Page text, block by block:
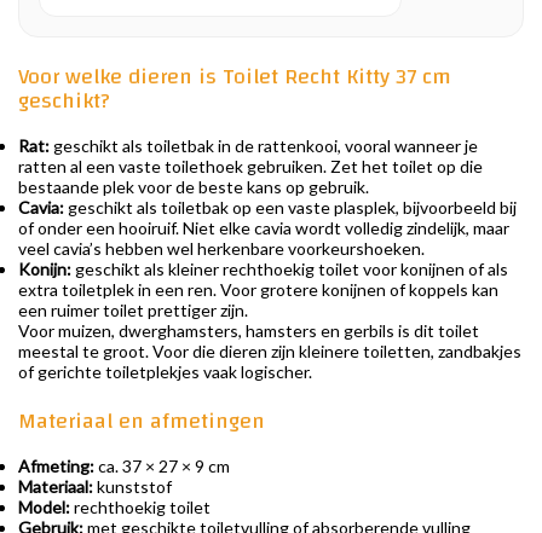
Voor welke dieren is Toilet Recht Kitty 37 cm
geschikt?
Rat:geschikt als toiletbak in de rattenkooi, vooral wanneer je
ratten al een vaste toilethoek gebruiken. Zet het toilet op die
bestaande plek voor de beste kans op gebruik.
Cavia:geschikt als toiletbak op een vaste plasplek, bijvoorbeeld bij
of onder een hooiruif. Niet elke cavia wordt volledig zindelijk, maar
veel cavia’s hebben wel herkenbare voorkeurshoeken.
Konijn:geschikt als kleiner rechthoekig toilet voor konijnen of als
extra toiletplek in een ren. Voor grotere konijnen of koppels kan
een ruimer toilet prettiger zijn.
Voor muizen, dwerghamsters, hamsters en gerbils is dit toilet
meestal te groot. Voor die dieren zijn kleinere toiletten, zandbakjes
of gerichte toiletplekjes vaak logischer.
Materiaal en afmetingen
Afmeting:ca. 37 × 27 × 9 cm
Materiaal:kunststof
Model:rechthoekig toilet
Gebruik:met geschikte toiletvulling of absorberende vulling